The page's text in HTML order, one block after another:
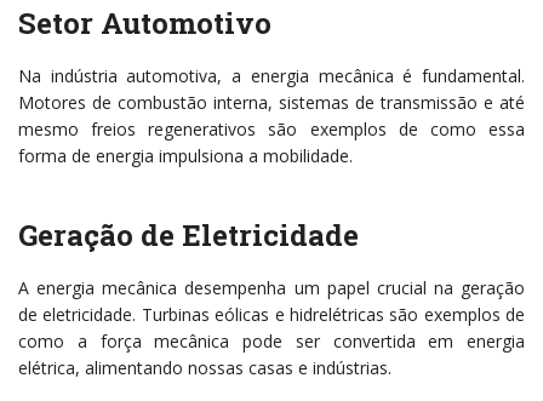
Setor Automotivo
Na indústria automotiva, a energia mecânica é fundamental.
Motores de combustão interna, sistemas de transmissão e até
mesmo freios regenerativos são exemplos de como essa
forma de energia impulsiona a mobilidade.
Geração de Eletricidade
A energia mecânica desempenha um papel crucial na geração
de eletricidade. Turbinas eólicas e hidrelétricas são exemplos de
como a força mecânica pode ser convertida em energia
elétrica, alimentando nossas casas e indústrias.